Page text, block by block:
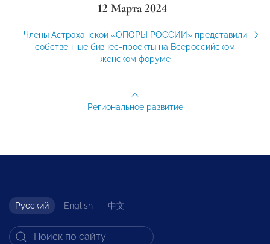
12 Марта 2024
Члены Астраханской «ОПОРЫ РОССИИ» представили
собственные бизнес-проекты на Всероссийском
женском форуме
Региональное развитие
Русский English 中文